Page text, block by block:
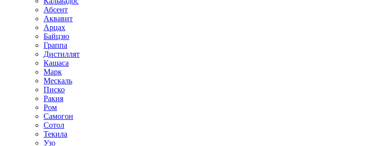
Абсент
Аквавит
Арцах
Байцзю
Граппа
Дистиллят
Кашаса
Марк
Мескаль
Писко
Ракия
Ром
Самогон
Сотол
Текила
Узо